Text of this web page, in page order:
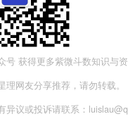
号 获得更多紫微斗数知识与
理网友分享推荐，请勿转载。
异议或投诉请联系：